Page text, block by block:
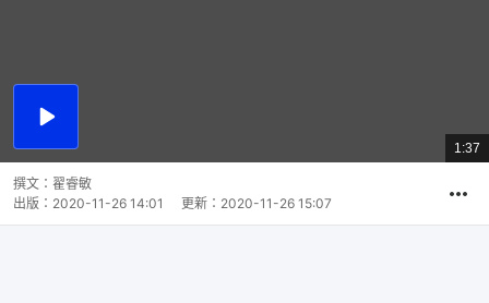
播
總
共
1:37
撰文： 翟睿敏
出版： 2020-11-26 14:01 更新： 2020-11-26 15:07